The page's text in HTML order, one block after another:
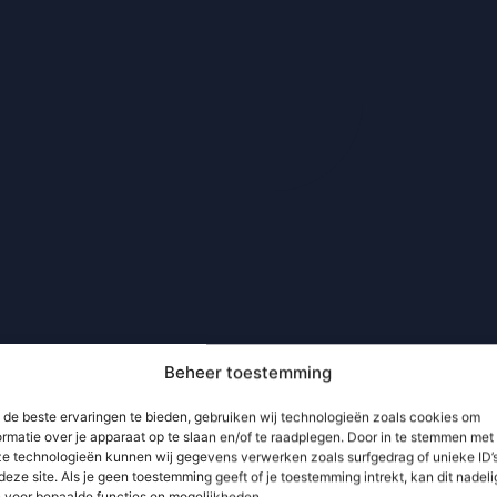
Beheer toestemming
de beste ervaringen te bieden, gebruiken wij technologieën zoals cookies om
over je apparaat op te slaan en/of te raadplegen. Door in te stemmen met
technologieën kunnen wij gegevens verwerken zoals surfgedrag of unieke
site. Als je geen toestemming geeft of je toestemming intrekt, kan dit